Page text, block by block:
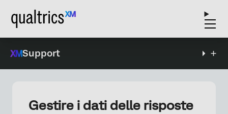
Support
Gestire i dati delle risposte